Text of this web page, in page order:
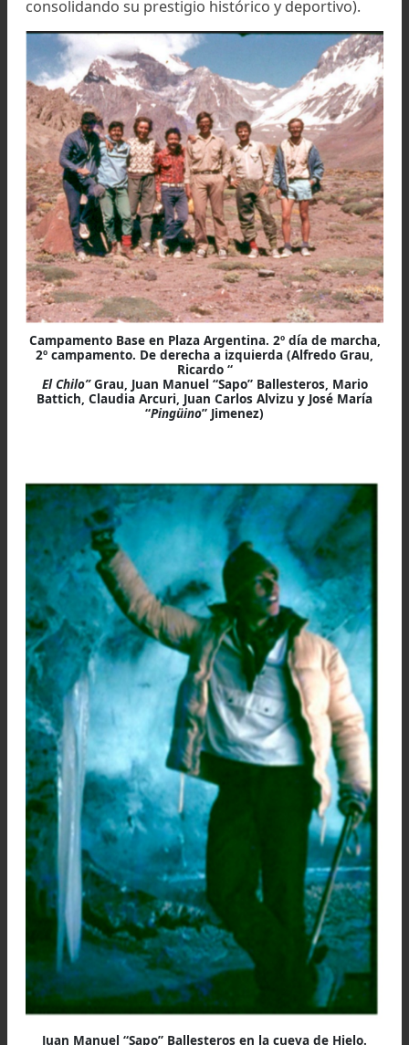
preparado físicamente y con un equipo
ayudaría en gran parte, pero él tenía algo que no
puede comprar: la experiencia.
En 1984, junto a su hermano“Chilo” Grau,
Pingüino Jiménez, Mario Batich, Claudia
Carlos Alvizu y el Sapo Ballesteros,
coronar elAconcaguapor la famosa y
ruta del Glaciar de los Polacos.
(La historia del Glaciar de los Polacos remite a
cuando una expedición polaca liderada
Konstanty Narkiewicz-Jodko abrió una nueva vía
ascenso al Aconcagua junto a Otrowski,
Osiecki. Esta ruta, bautizada como “Ruta del
Polaco” en honor a sus pioneros, se transformó
una de las más clásicas y reconocidas
entonces, ha sido escenario de
ascensiones, incluidas algunas en
consolidando su prestigio histórico y deportivo).
Campamento Base en Plaza Argentina. 2º día de
2º campamento. De derecha a izquierda (Alfredo
Ricardo “
El Chilo”
Grau, Juan Manuel “Sapo” Ballesteros, Mario
Battich, Claudia Arcuri, Juan Carlos Alvizu y José
“ Pingüino ” Jimenez)